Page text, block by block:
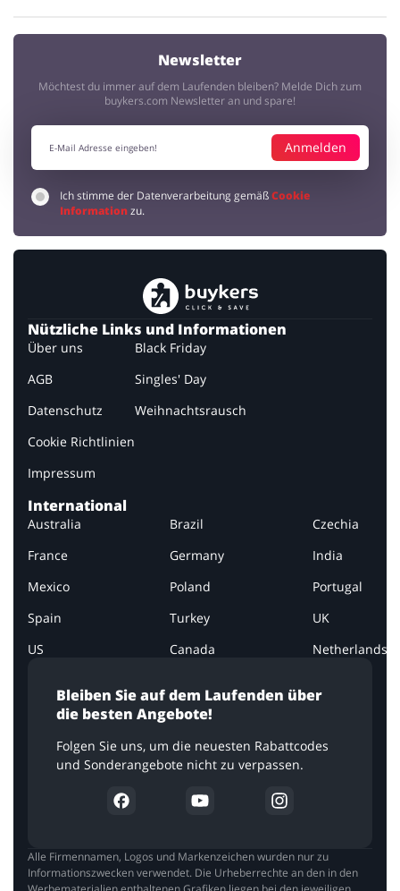
Newsletter
Möchtest du immer auf dem Laufenden bleiben? Melde Dich zum
buykers.com Newsletter an und spare!
Anmelden
Ich stimme der Datenverarbeitung gemäßCookie
Informationzu.
Bleiben Sie auf dem Laufenden über
die besten Angebote!
Folgen Sie uns, um die neuesten Rabattcodes
und Sonderangebote nicht zu verpassen.
Nützliche Links und Informationen
Über uns
AGB
Datenschutz
Cookie Richtlinien
Impressum
Black Friday
Singles' Day
Weihnachtsrausch
International
Australia Brazil
Czechia
France
Germany
India
Mexico
Poland
Portugal
Spain
Turkey
UK
US
Canada Netherlands
Alle Firmennamen, Logos und Markenzeichen wurden nur zu
Informationszwecken verwendet. Die Urheberrechte an den in den